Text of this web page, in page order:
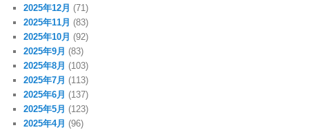
2025年12月 (71)
2025年11月 (83)
2025年10月 (92)
2025年9月 (83)
2025年8月 (103)
2025年7月 (113)
2025年6月 (137)
2025年5月 (123)
2025年4月 (96)